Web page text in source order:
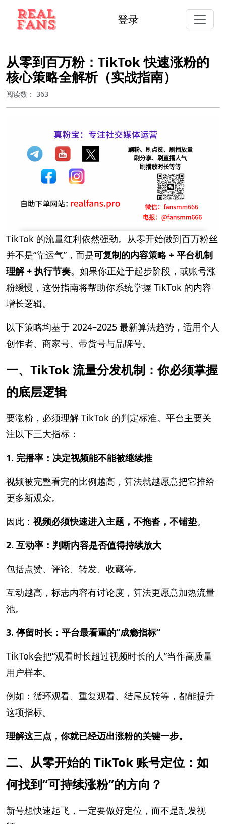
登录
从零到百万粉：TikTok 快速涨粉的
核心策略全解析（实战指南）
阅读数： 363
TikTok 的流量红利依然强劲。从零开始做到百万粉丝
并不是“靠运气”，而是可复制的内容策略 + 平台机制
理解 + 执行节奏。如果你正处于起步阶段，或账号涨
粉缓慢，这份指南将帮助你系统掌握 TikTok 的内容
增长逻辑。
以下策略均基于 2024–2025 最新算法趋势，适用个人
创作者、商家号、带货号与品牌号。
一、TikTok 流量分发机制：你必须掌握
的底层逻辑
要涨粉，必须理解 TikTok 的判定标准。平台主要关
注以下三大指标：
1. 完播率：决定视频能不能被继续推
视频被完整看完的比例越高，算法就越愿意把它推给
更多新观众。
因此： 视频必须快速进入主题，不拖沓，不铺垫。
2. 互动率：判断内容是否值得持续放大
包括点赞、评论、转发、收藏等。
互动越高，标志内容有讨论度，算法更愿意加热流量
池。
3. 停留时长：平台最看重的“成瘾指标”
TikTok会把“观看时长超过视频时长的人”当作高质量
用户样本。
例如：循环观看、重复观看、结尾反转等，都能提升
这项指标。
理解这三点，你就已经迈出涨粉的关键一步。
二、从零开始的 TikTok 账号定位：如
何找到“可持续涨粉”的方向？
新号想快速起飞，一定要做好定位，而不是乱发视